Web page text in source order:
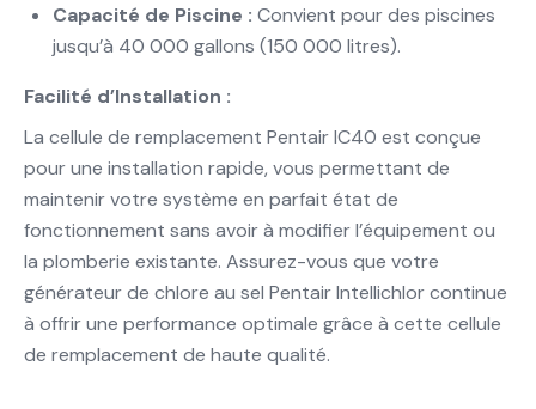
Capacité de Piscine : Convient pour des piscines
jusqu’à 40 000 gallons (150 000 litres).
Facilité d’Installation :
La cellule de remplacement Pentair IC40 est conçue
pour une installation rapide, vous permettant de
maintenir votre système en parfait état de
fonctionnement sans avoir à modifier l’équipement ou
la plomberie existante. Assurez-vous que votre
générateur de chlore au sel Pentair Intellichlor continue
à offrir une performance optimale grâce à cette cellule
de remplacement de haute qualité.